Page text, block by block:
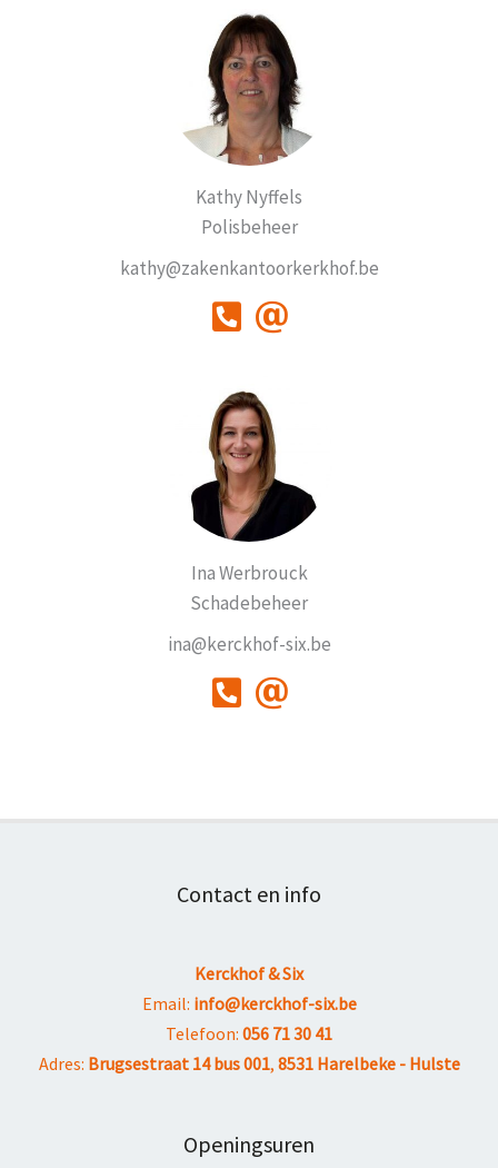
Kathy Nyffels
Polisbeheer
kathy@zakenkantoorkerkhof.be
Ina Werbrouck
Schadebeheer
ina@kerckhof-six.be
Contact en info
Kerckhof & Six
Email: info@kerckhof-six.be
Telefoon: 056 71 30 41
Adres: Brugsestraat 14 bus 001, 8531 Harelbeke - Hulste
Openingsuren